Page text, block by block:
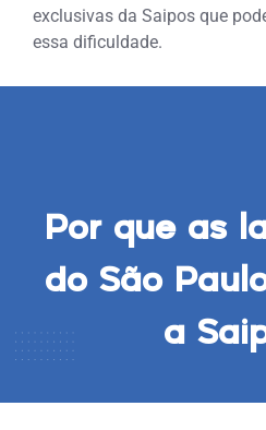
exclusivas da Saipos que
essa dificuldade.
Por que as
do São
a